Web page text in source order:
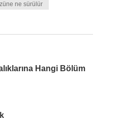
ne sürülür
Hangi Bölüm